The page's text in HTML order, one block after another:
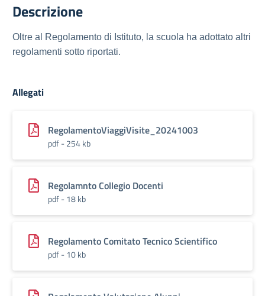
Descrizione
Oltre al Regolamento di Istituto, la scuola ha adottato altri
regolamenti sotto riportati.
Allegati
RegolamentoViaggiVisite_20241003
pdf - 254 kb
Regolamnto Collegio Docenti
pdf - 18 kb
Regolamento Comitato Tecnico Scientifico
pdf - 10 kb